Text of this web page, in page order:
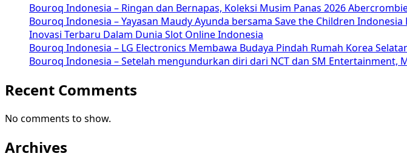
Bouroq Indonesia – Ringan dan Bernapas, Koleksi Musim Panas 2026
Bouroq Indonesia – Yayasan Maudy Ayunda bersama Save the Children
Inovasi Terbaru Dalam Dunia Slot Online Indonesia
Bouroq Indonesia – LG Electronics Membawa Budaya Pindah Rumah Korea
Bouroq Indonesia – Setelah mengundurkan diri dari NCT dan SM Entertainment,
Recent Comments
No comments to show.
Archives